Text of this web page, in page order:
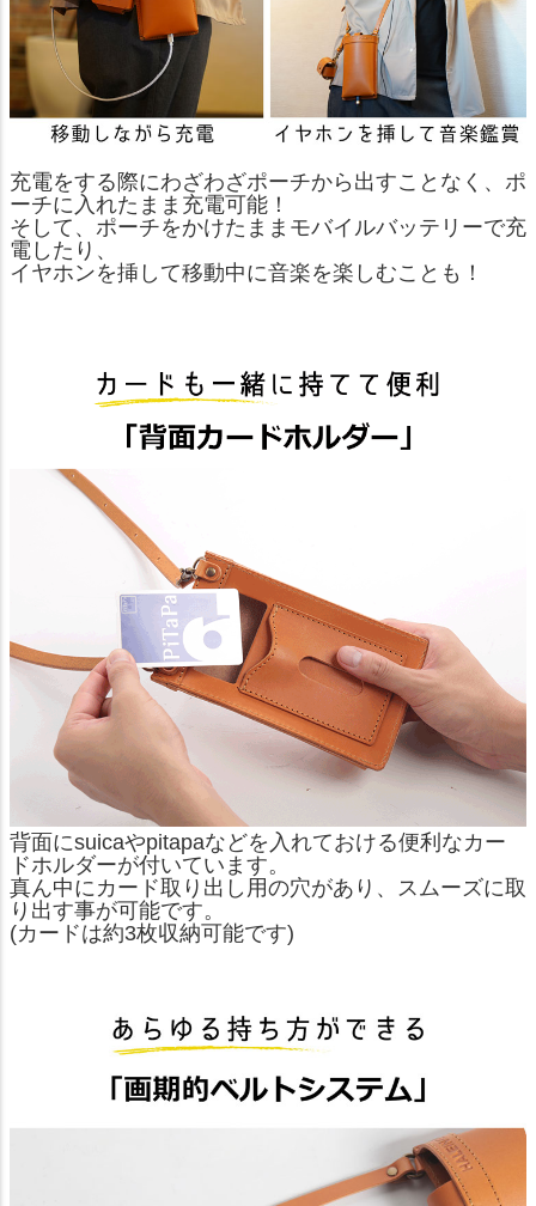
充電をする際にわざわざポーチから出すことなく、ポ
ーチに入れたまま充電可能！
そして、ポーチをかけたままモバイルバッテリーで充
電したり、
イヤホンを挿して移動中に音楽を楽しむことも！
背面にsuicaやpitapaなどを入れておける便利なカー
ドホルダーが付いています。
真ん中にカード取り出し用の穴があり、スムーズに取
り出す事が可能です。
(カードは約3枚収納可能です)